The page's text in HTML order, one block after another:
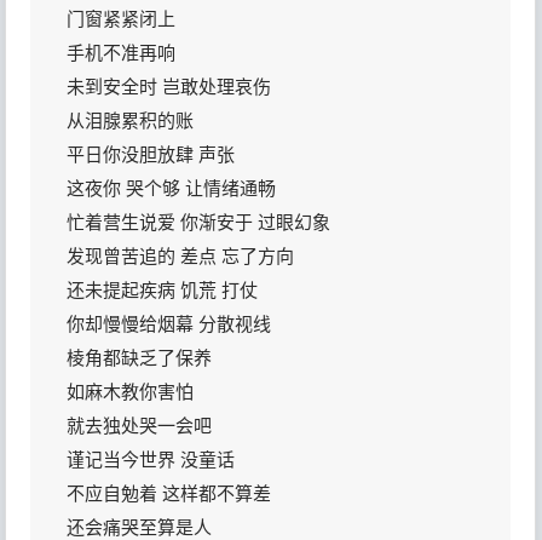
门窗紧紧闭上
手机不准再响
未到安全时 岂敢处理哀伤
从泪腺累积的账
平日你没胆放肆 声张
这夜你 哭个够 让情绪通畅
忙着营生说爱 你渐安于 过眼幻象
发现曾苦追的 差点 忘了方向
还未提起疾病 饥荒 打仗
你却慢慢给烟幕 分散视线
棱角都缺乏了保养
如麻木教你害怕
就去独处哭一会吧
谨记当今世界 没童话
不应自勉着 这样都不算差
还会痛哭至算是人